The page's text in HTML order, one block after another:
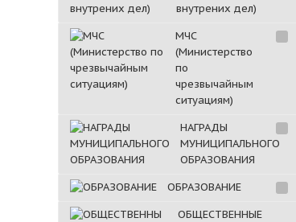
внутрених дел)
МЧС
(Министерство
по
чрезвычайным
ситуациям)
НАГРАДЫ
МУНИЦИПАЛЬНОГО
ОБРАЗОВАНИЯ
ОБРАЗОВАНИЕ
ОБЩЕСТВЕННЫЕ